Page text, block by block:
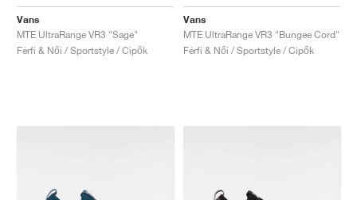
Vans
MTE UltraRange VR3 "Sage"
Férfi & Női / Sportstyle / Cipők
Vans
MTE UltraRange VR3 "Bungee Cord"
Férfi & Női / Sportstyle / Cipők